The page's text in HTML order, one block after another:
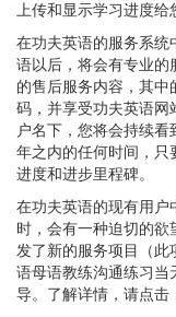
上传和显示学习进度给
在功夫英语的服务系统
语以后，将会有专业的
的售后服务内容，其
码，并享受功夫英语网
户名下，您将会持续
年之内的任何时间，只
进度和进步里程碑。
在功夫英语的现有用户
时，会有一种迫切的
发了新的服务项目（此
语母语教练沟通练习当
导。了解详情，请点击